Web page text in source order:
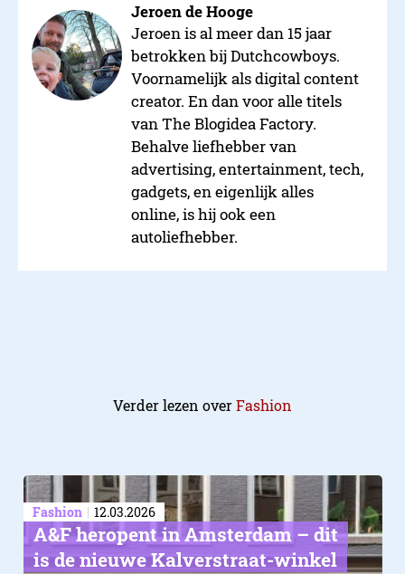
3. Kies de juiste materialen
Jeroen de Hooge
Jeroen is al meer dan 15 jaar
betrokken bij Dutchcowboys.
Voornamelijk als digital content
creator. En dan voor alle titels
van The Blogidea Factory.
Behalve liefhebber van
advertising, entertainment, tech,
gadgets, en eigenlijk alles
online, is hij ook een
autoliefhebber.
Verder lezen overFashion
Fashion 12.03.2026
A&F heropent in Amsterdam – dit
is de nieuwe Kalverstraat-winkel